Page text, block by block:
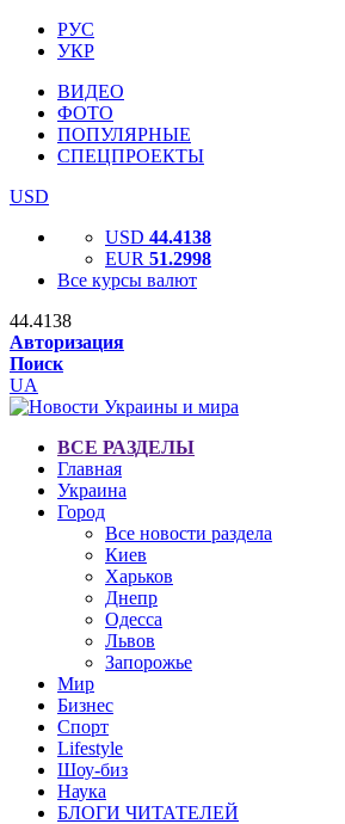
РУС
УКР
ВИДЕО
ФОТО
ПОПУЛЯРНЫЕ
СПЕЦПРОЕКТЫ
USD
USD 44.4138
EUR 51.2998
Все курсы валют
44.4138
Авторизация
Поиск
UA
ВСЕ РАЗДЕЛЫ
Главная
Украина
Город
Все новости раздела
Киев
Харьков
Днепр
Одесса
Львов
Запорожье
Мир
Бизнес
Спорт
Lifestyle
Шоу-биз
Наука
БЛОГИ ЧИТАТЕЛЕЙ